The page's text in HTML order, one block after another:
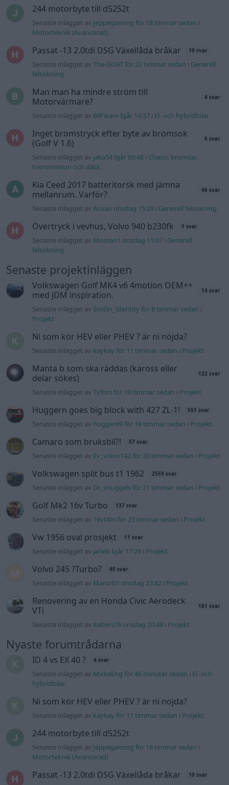
244 motorbyte till d5252t
Senaste inlägget av Jeppegaming för 18 timmar sedan i
Motorteknik (Avancerad)
Passat -13 2.0tdi DSG Växellåda bråkar 10 svar
Senaste inlägget avThe-GOAT för 22 timmar sedan i Generell
felsökning
Man man ha mindre ström till
Motorvärmare?
4 svar
Senaste inlägget av BilFixare Igår 14:37 i El- och hybridbilar
Inget bromstryck efter byte av bromsok
(Golf V 1.6)
6 svar
Senaste inlägget av jaka54 Igår 09:48 i Chassi, bromsar,
transmission och däck
Kia Ceed 2017 batteritorsk med jämna
mellanrum. Varför?
46 svar
Senaste inlägget avAnsan onsdag 15:29 i Generell felsökning
Övertryck i vevhus, Volvo 940 b230fk 1 svar
Senaste inlägget av Mossan1 onsdag 11:07 i Generell
felsökning
Senaste projektinläggen
Volkswagen Golf MK4 v6 4motion OEM++
med JDM inspiration.
14 svar
Senaste inlägget av Stol3n_Identity för 8 timmar sedan i
Projekt
Ni som kör HEV eller PHEV ? är ni nöjda?
Senaste inlägget av kaykay för 11 timmar sedan i Projekt
Manta b som ska räddas (kaross eller
delar sökes)
122 svar
Senaste inlägget avTyfors för 19 timmar sedan i Projekt
Huggern goes big block with 427 ZL-1! 551 svar
Senaste inlägget av hugger69 för 19 timmar sedan i Projekt
Camaro som bruksbil?! 57 svar
Senaste inlägget av Ev_volvo142 för 20 timmar sedan i Projekt
Volkswagen split bus t1 1962 2559 svar
Senaste inlägget av Dr_snuggels för 21 timmar sedan i Projekt
Golf Mk2 16v Turbo 137 svar
Senaste inlägget av 16vt4m för 23 timmar sedan i Projekt
Vw 1956 oval prosjekt 11 svar
Senaste inlägget av jarleb Igår 17:26 i Projekt
Volvo 245 ?Turbo? 40 svar
Senaste inlägget av Marurb1 onsdag 23:42 i Projekt
Renovering av en Honda Civic Aerodeck
VTi
181 svar
Senaste inlägget avXebers76 onsdag 20:48 i Projekt
Nyaste forumtrådarna
ID 4 vs EX 40 ? 4 svar
Senaste inlägget av MickeEng för 46 minuter sedan i El- och
hybridbilar
Ni som kör HEV eller PHEV ? är ni nöjda?
Senaste inlägget av kaykay för 11 timmar sedan i Projekt
244 motorbyte till d5252t
Senaste inlägget av Jeppegaming för 18 timmar sedan i
Motorteknik (Avancerad)
Passat -13 2.0tdi DSG Växellåda bråkar 10 svar